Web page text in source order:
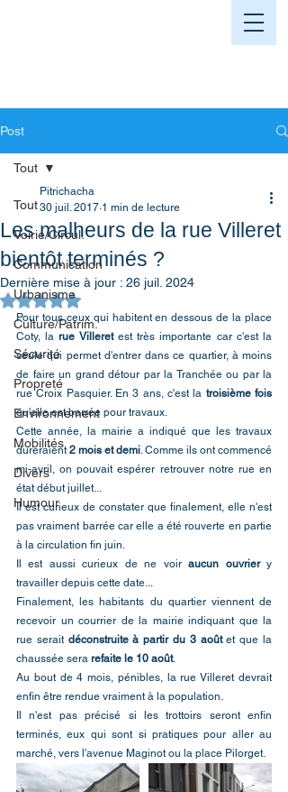
Post
Tout
Voirie/Circul.
Communication
Urbanisme
Culture/Patrim.
Sécurité
Propreté
Environnement
Mobilités
Divers
Humour
Tout
Les malheurs de la rue Villeret
bientôt terminés ?
Pitrichacha
30 juil. 2017 1 min de lecture
Dernière mise à jour : 26 juil. 2024
Noté NaN étoiles sur 5.
Pour tous ceux qui habitent en dessous de la place
Coty, la rue Villeret est très importante car c'est la
seule qui permet d'entrer dans ce quartier, à moins
de faire un grand détour par la Tranchée ou par la
rue Croix Pasquier. En 3 ans, c'est la troisième fois
qu'elle est barrée pour travaux.
Cette année, la mairie a indiqué que les travaux
dureraient 2 mois et demi. Comme ils ont commencé
mi-avril, on pouvait espérer retrouver notre rue en
état début juillet...
Il est curieux de constater que finalement, elle n'est
pas vraiment barrée car elle a été rouverte en partie
à la circulation fin juin.
Il est aussi curieux de ne voir aucun ouvrier y
travailler depuis cette date...
Finalement, les habitants du quartier viennent de
recevoir un courrier de la mairie indiquant que la
rue serait déconstruite à partir du 3 août et que la
chaussée sera refaite le 10 août.
Au bout de 4 mois, pénibles, la rue Villeret devrait
enfin être rendue vraiment à la population.
Il n'est pas précisé si les trottoirs seront enfin
terminés, eux qui sont si pratiques pour aller au
marché, vers l'avenue Maginot ou la place Pilorget.